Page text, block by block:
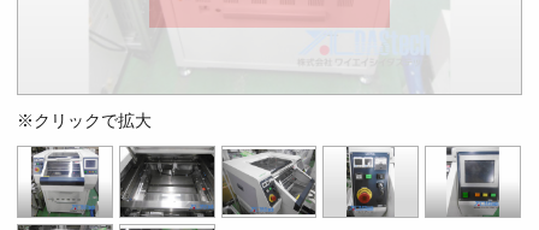
※クリックで拡大